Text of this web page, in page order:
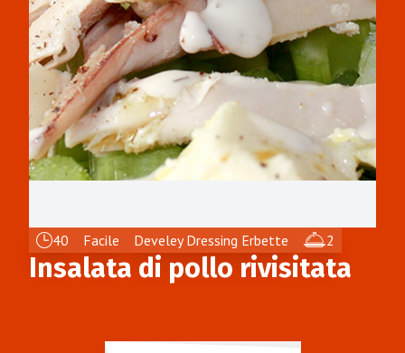
40 Facile Develey Dressing Erbette 2
Insalata di pollo rivisitata